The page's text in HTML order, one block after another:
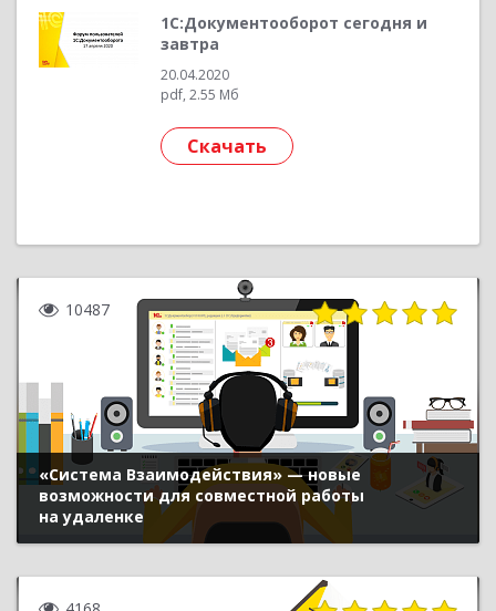
1С:Документооборот сегодня и
завтра
20.04.2020
pdf, 2.55 Мб
Скачать
10487
«Система Взаимодействия» — новые
возможности для совместной работы
на удаленке